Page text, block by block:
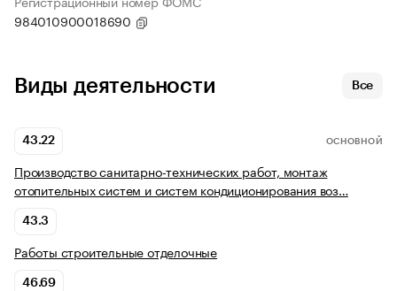
984010900018690
Виды деятельности Все
43.22 ОСНОВНОЙ
Производство санитарно-технических работ, монтаж
отопительных систем и систем кондиционирования воз…
43.3
Работы строительные отделочные
46.69